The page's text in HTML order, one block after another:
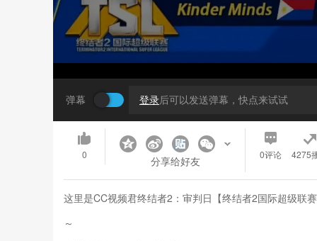
弹幕 登录后可以发送弹幕，快点来试试
0 分享给好友 0评论 4275
这里是CC视频君终结者2：审判日【终结者2国际超级联
～